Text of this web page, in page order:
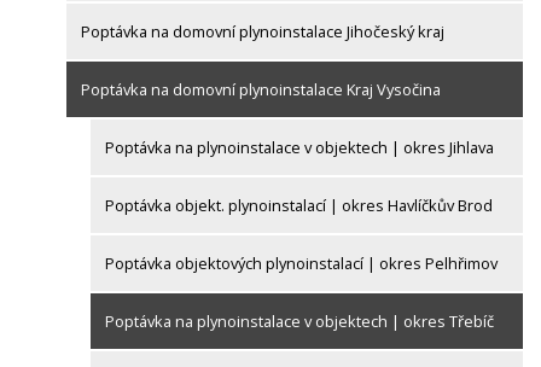
Poptávka na domovní plynoinstalace Jihočeský kraj
Poptávka na domovní plynoinstalace Kraj Vysočina
Poptávka na plynoinstalace v objektech | okres Jihlava
Poptávka objekt. plynoinstalací | okres Havlíčkův Brod
Poptávka objektových plynoinstalací | okres Pelhřimov
Poptávka na plynoinstalace v objektech | okres Třebíč